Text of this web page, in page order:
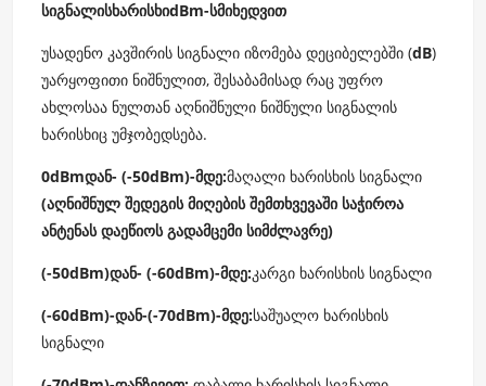
სიგნალისხარისხიdBm-სმიხედვით
უსადენო კავშირის სიგნალი იზომება დეციბელებში (dB)
უარყოფითი ნიშნულით, შესაბამისად რაც უფრო
ახლოსაა ნულთან აღნიშნული ნიშნული სიგნალის
ხარისხიც უმჯობედსება.
0dBmდან- (-50dBm)-მდე:მაღალი ხარისხის სიგნალი
(აღნიშნულ შედეგის მიღების შემთხვევაში საჭიროა
ანტენას დაეწიოს გადამცემი სიმძლავრე)
(-50dBm)დან- (-60dBm)-მდე:კარგი ხარისხის სიგნალი
(-60dBm)-დან-(-70dBm)-მდე:საშუალო ხარისხის
სიგნალი